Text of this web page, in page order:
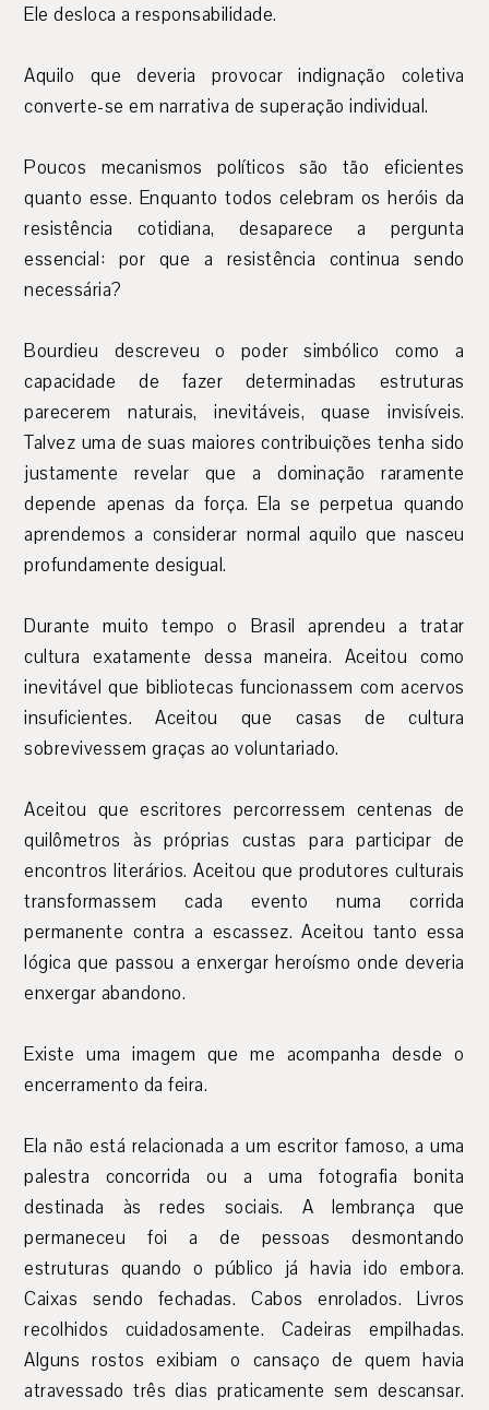
Ele desloca a responsabilidade.
Aquilo que deveria provocar indignação coletiva
converte-se em narrativa de superação individual.
Poucos mecanismos políticos são tão eficientes
quanto esse. Enquanto todos celebram os heróis da
resistência cotidiana, desaparece a pergunta
essencial: por que a resistência continua sendo
necessária?
Bourdieu descreveu o poder simbólico como a
capacidade de fazer determinadas estruturas
parecerem naturais, inevitáveis, quase invisíveis.
Talvez uma de suas maiores contribuições tenha sido
justamente revelar que a dominação raramente
depende apenas da força. Ela se perpetua quando
aprendemos a considerar normal aquilo que nasceu
profundamente desigual.
Durante muito tempo o Brasil aprendeu a tratar
cultura exatamente dessa maneira. Aceitou como
inevitável que bibliotecas funcionassem com acervos
insuficientes. Aceitou que casas de cultura
sobrevivessem graças ao voluntariado.
Aceitou que escritores percorressem centenas de
quilômetros às próprias custas para participar de
encontros literários. Aceitou que produtores culturais
transformassem cada evento numa corrida
permanente contra a escassez. Aceitou tanto essa
lógica que passou a enxergar heroísmo onde deveria
enxergar abandono.
Existe uma imagem que me acompanha desde o
encerramento da feira.
Ela não está relacionada a um escritor famoso, a uma
palestra concorrida ou a uma fotografia bonita
destinada às redes sociais. A lembrança que
permaneceu foi a de pessoas desmontando
estruturas quando o público já havia ido embora.
Caixas sendo fechadas. Cabos enrolados. Livros
recolhidos cuidadosamente. Cadeiras empilhadas.
Alguns rostos exibiam o cansaço de quem havia
atravessado três dias praticamente sem descansar.